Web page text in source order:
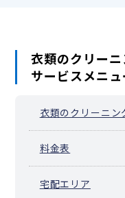
衣類のクリー
サービスメニュ
衣類のクリーニン
料金表
宅配エリア